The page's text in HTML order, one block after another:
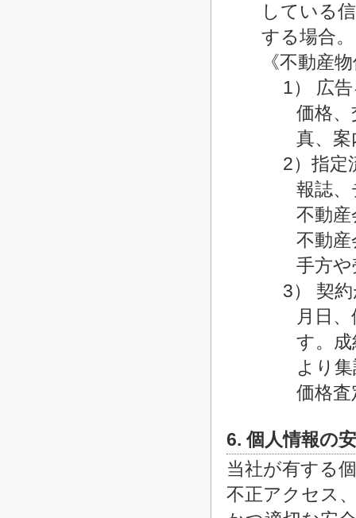
している
する場合。
《不動産
1） 広
価格
真、
2）指定
報誌
不動
不動
手方
3） 契
月日
す。
より
価格
6. 個人情報の
当社が有する
不正アクセス